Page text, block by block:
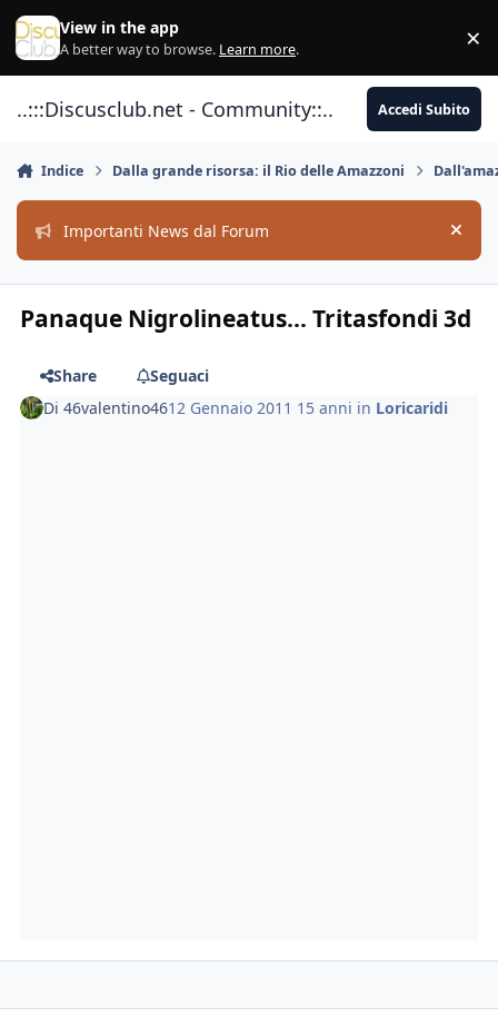
Vai al contenuto
View in the app
A better way to browse. Learn more. ×
..:::Discusclub.net - Community::.. Accedi Subito
Indice Dalla grande risorsa: il Rio delle Amazzoni
Importanti News dal Forum Hide
Panaque Nigrolineatus... Tritasfondi 3d
Share
Seguaci
Di46valentino4612 Gennaio 2011 15 anni in Loricaridi